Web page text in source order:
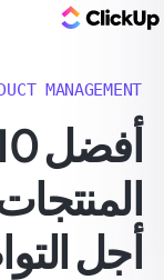
MANAGEMENT
أجل